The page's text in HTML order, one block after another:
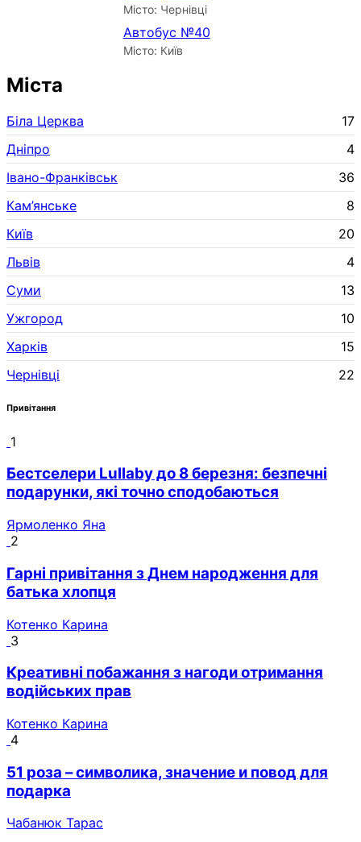
Місто: Чернівці
Автобус №40
Місто: Київ
Міста
Біла Церква
17
Дніпро
4
Івано-Франківськ
36
Кам’янське
8
Київ
20
Львів
4
Суми
13
Ужгород
10
Харків
15
Чернівці
22
Привітання
1
Бестселери Lullaby до 8 березня: безпечні
подарунки, які точно сподобаються
Ярмоленко Яна
2
Гарні привітання з Днем народження для
батька хлопця
Котенко Карина
3
Креативні побажання з нагоди отримання
водійських прав
Котенко Карина
4
51 роза – символика, значение и повод для
подарка
Чабанюк Тарас